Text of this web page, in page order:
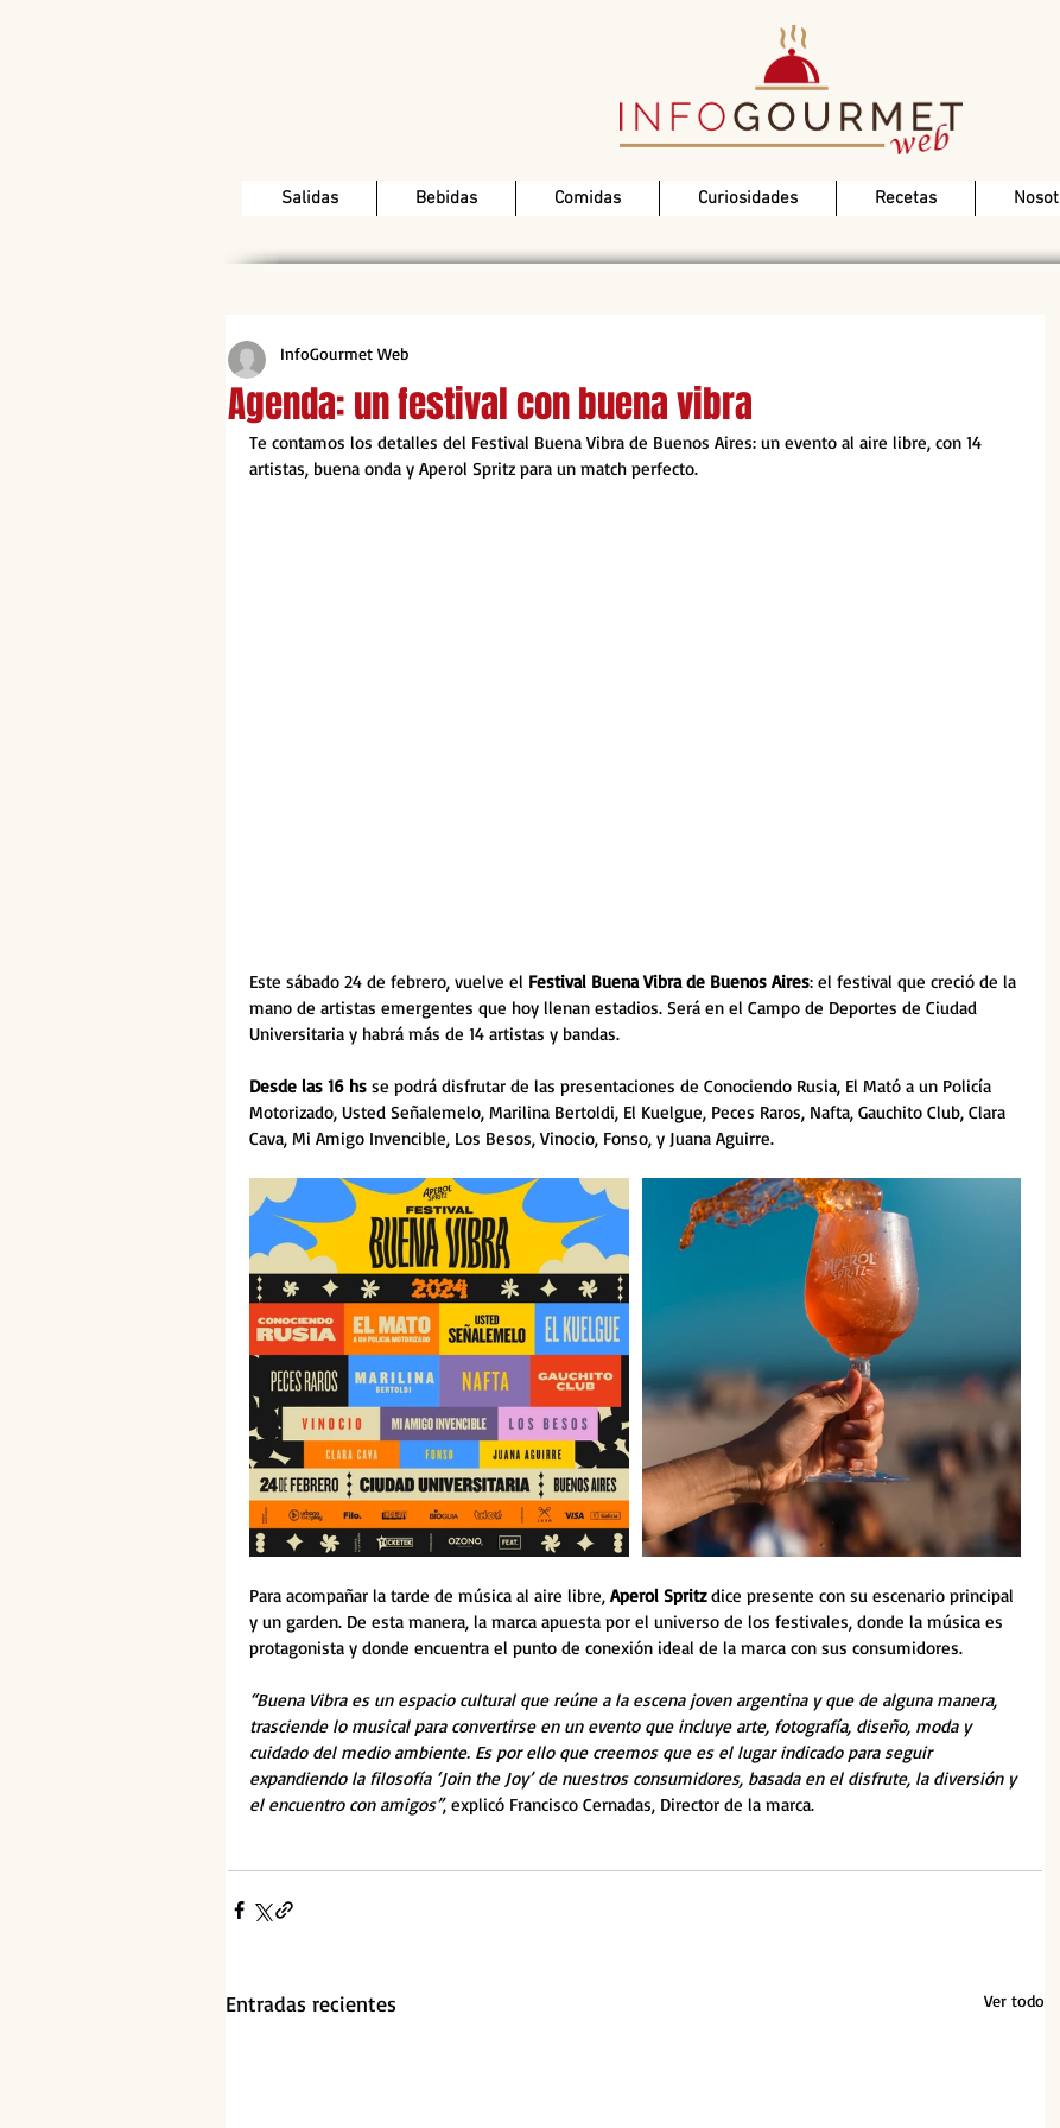
Salidas Bebidas Comidas Curiosidades Recetas
Agenda: un festival con buena vibra
InfoGourmet Web
Te contamos los detalles del Festival Buena Vibra de Buenos Aires: un evento al aire libre, con 14
artistas, buena onda y Aperol Spritz para un match perfecto.
Este sábado 24 de febrero, vuelve el Festival Buena Vibra de Buenos Aires: el festival que creció de la
mano de artistas emergentes que hoy llenan estadios. Será en el Campo de Deportes de Ciudad
Universitaria y habrá más de 14 artistas y bandas.
Desde las 16 hs se podrá disfrutar de las presentaciones de Conociendo Rusia, El Mató a un Policía
Motorizado, Usted Señalemelo, Marilina Bertoldi, El Kuelgue, Peces Raros, Nafta, Gauchito Club, Clara
Cava, Mi Amigo Invencible, Los Besos, Vinocio, Fonso, y Juana Aguirre.
Para acompañar la tarde de música al aire libre, Aperol Spritz dice presente con su escenario principal
y un garden. De esta manera, la marca apuesta por el universo de los festivales, donde la música es
protagonista y donde encuentra el punto de conexión ideal de la marca con sus consumidores.
“Buena Vibra es un espacio cultural que reúne a la escena joven argentina y que de alguna manera,
trasciende lo musical para convertirse en un evento que incluye arte, fotografía, diseño, moda y
cuidado del medio ambiente. Es por ello que creemos que es el lugar indicado para seguir
expandiendo la filosofía ‘Join the Joy’ de nuestros consumidores, basada en el disfrute, la diversión y
el encuentro con amigos”, explicó Francisco Cernadas, Director de la marca.
Entradas recientes Ver todo